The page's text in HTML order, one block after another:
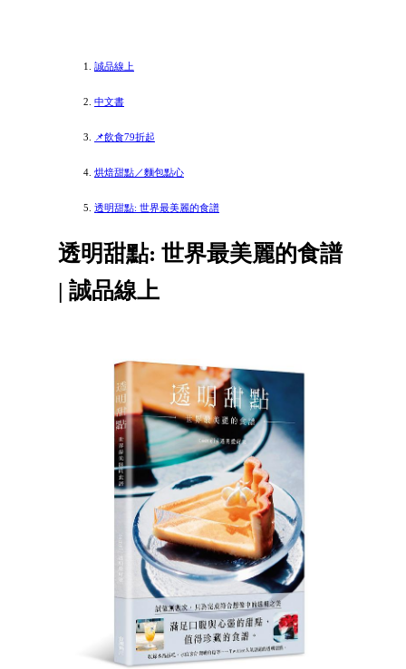
誠品線上
中文書
📌飲食79折起
烘焙甜點／麵包點心
透明甜點: 世界最美麗的食譜
透明甜點: 世界最美麗的食譜
| 誠品線上